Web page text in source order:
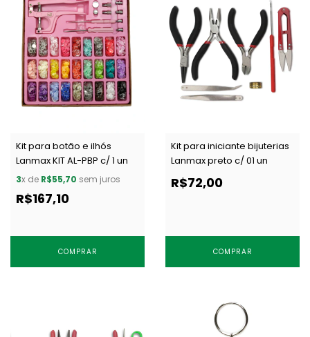
Kit para botão e ilhós
Lanmax KIT AL-PBP c/ 1 un
3x de R$55,70 sem juros
R$167,10
COMPRAR
Kit para iniciante bijuterias
Lanmax preto c/ 01 un
R$72,00
COMPRAR